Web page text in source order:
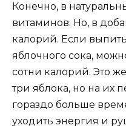
Конечно, в
витаминов. Но, в
калорий. Если
яблочного сока,
сотни калорий. Это
три яблока, но на их
гораздо больше
уходить энергия и